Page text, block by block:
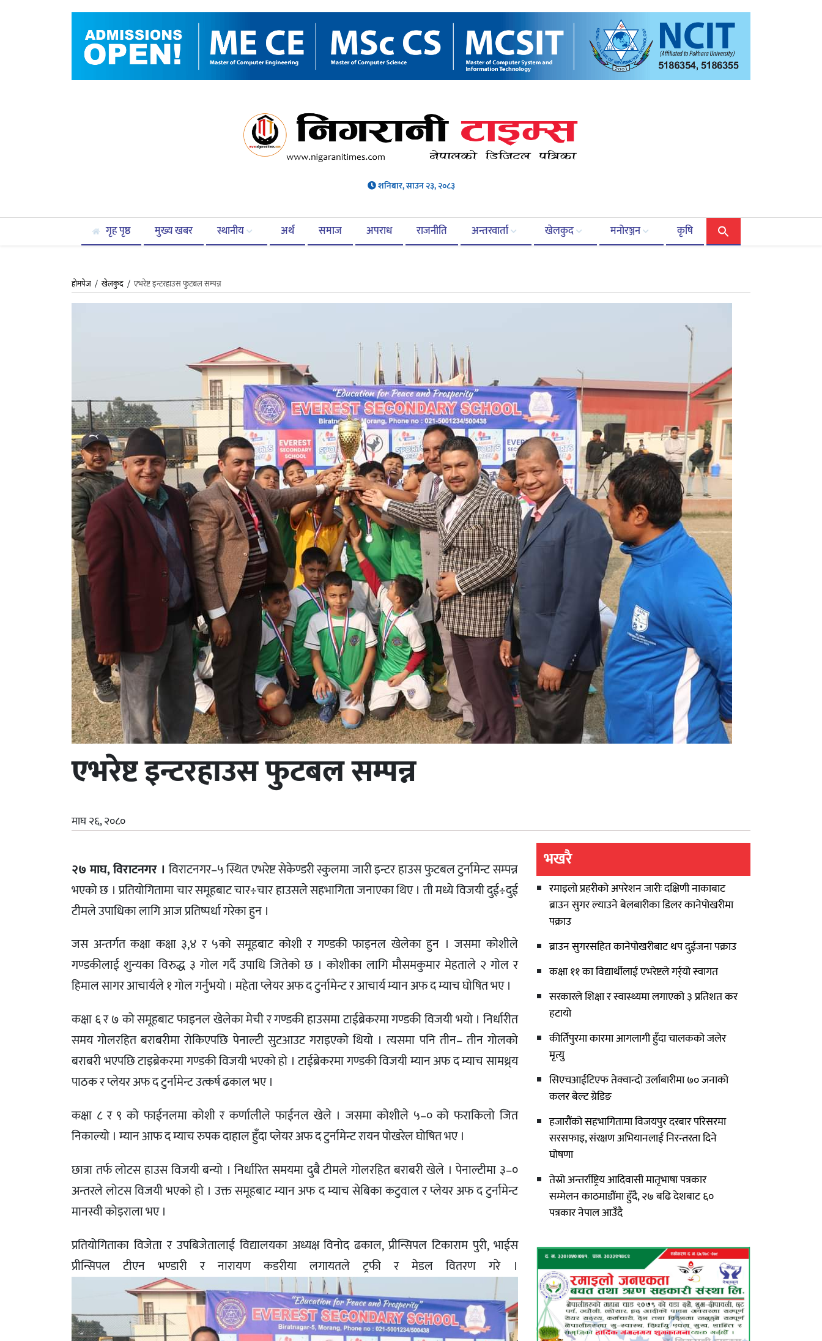
शनिबार, साउन २३, २०८३
गृह पृष्ठ मुख्य खबर स्थानीय अर्थ समाज अपराध राजनीति अन्तरवार्ता खेलकुद मनोरञ्जन कृषि
होमपेज /खेलकुद / एभरेष्ट इन्टरहाउस फुटबल सम्पन्न
एभरेष्ट इन्टरहाउस फुटबल सम्पन्न
माघ २६, २०८०
२७ माघ, विराटनगर । विराटनगर–५ स्थित एभरेष्ट सेकेण्डरी स्कुलमा जारी इन्टर हाउस फुटबल टुर्नामेन्ट सम्पन्न
भएको छ । प्रतियोगितामा चार समूहबाट चार÷चार हाउसले सहभागिता जनाएका थिए । ती मध्ये विजयी दुई÷दुई
टीमले उपाधिका लागि आज प्रतिष्पर्धा गरेका हुन ।
जस अन्तर्गत कक्षा कक्षा ३,४ र ५को समूहबाट कोशी र गण्डकी फाइनल खेलेका हुन । जसमा कोशीले
गण्डकीलाई शुन्यका विरुद्ध ३ गोल गर्दै उपाधि जितेको छ । कोशीका लागि मौसमकुमार मेहताले २ गोल र
हिमाल सागर आचार्यले १ गोल गर्नुभयो । महेता प्लेयर अफ द टुर्नामेन्ट र आचार्य म्यान अफ द म्याच घोषित भए ।
कक्षा ६ र ७ को समूहबाट फाइनल खेलेका मेची र गण्डकी हाउसमा टाईब्रेकरमा गण्डकी विजयी भयो । निर्धारीत
समय गोलरहित बराबरीमा रोकिएपछि पेनाल्टी सुटआउट गराइएको थियो । त्यसमा पनि तीन– तीन गोलको
बराबरी भएपछि टाइब्रेकरमा गण्डकी विजयी भएको हो । टाईब्रेकरमा गण्डकी विजयी म्यान अफ द म्याच सामथ्र्य
पाठक र प्लेयर अफ द टुर्नामेन्ट उत्कर्ष ढकाल भए ।
कक्षा ८ र ९ को फाईनलमा कोशी र कर्णालीले फाईनल खेले । जसमा कोशीले ५–० को फराकिलो जित
निकाल्यो । म्यान आफ द म्याच रुपक दाहाल हुँदा प्लेयर अफ द टुर्नामेन्ट रायन पोखरेल घोषित भए ।
छात्रा तर्फ लोटस हाउस विजयी बन्यो । निर्धारित समयमा दुबै टीमले गोलरहित बराबरी खेले । पेनाल्टीमा ३–०
अन्तरले लोटस विजयी भएको हो । उक्त समूहबाट म्यान अफ द म्याच सेबिका कटुवाल र प्लेयर अफ द टुर्नामेन्ट
मानस्वी कोइराला भए ।
प्रतियोगिताका विजेता र उपबिजेतालाई विद्यालयका अध्यक्ष विनोद ढकाल, प्रीन्सिपल टिकाराम पुरी, भाईस
प्रीन्सिपल टीएन भण्डारी र नारायण कडरीया लगायतले ट्रफी र मेडल वितरण गरे ।
भखरै
रमाइलो प्रहरीको अपरेशन जारीः दक्षिणी नाकाबाट
ब्राउन सुगर ल्याउने बेलबारीका डिलर कानेपोखरीमा
पक्राउ
ब्राउन सुगरसहित कानेपोखरीबाट थप दुईजना पक्राउ
कक्षा ११ का विद्यार्थीलाई एभरेष्टले गर्र्यो स्वागत
सरकारले शिक्षा र स्वास्थ्यमा लगाएको ३ प्रतिशत कर
हटायो
कीर्तिपुरमा कारमा आगलागी हुँदा चालकको जलेर
मृत्यु
सिएचआईटिएफ तेक्वान्दो उर्लाबारीमा ७० जनाको
कलर बेल्ट ग्रेडिङ
हजारौंको सहभागितामा विजयपुर दरबार परिसरमा
सरसफाइ, संरक्षण अभियानलाई निरन्तरता दिने
घोषणा
तेस्रो अन्तर्राष्ट्रिय आदिवासी मातृभाषा पत्रकार
सम्मेलन काठमाडौंमा हुँदै, २७ बढि देशबाट ६०
पत्रकार नेपाल आउँदै